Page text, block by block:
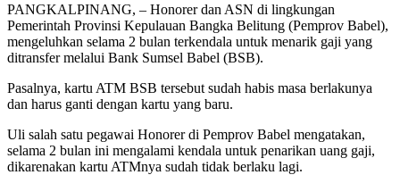
PANGKALPINANG, – Honorer dan ASN di lingkungan
Pemerintah Provinsi Kepulauan Bangka Belitung (Pemprov Babel),
mengeluhkan selama 2 bulan terkendala untuk menarik gaji yang
ditransfer melalui Bank Sumsel Babel (BSB).
Pasalnya, kartu ATM BSB tersebut sudah habis masa berlakunya
dan harus ganti dengan kartu yang baru.
Uli salah satu pegawai Honorer di Pemprov Babel mengatakan,
selama 2 bulan ini mengalami kendala untuk penarikan uang gaji,
dikarenakan kartu ATMnya sudah tidak berlaku lagi.